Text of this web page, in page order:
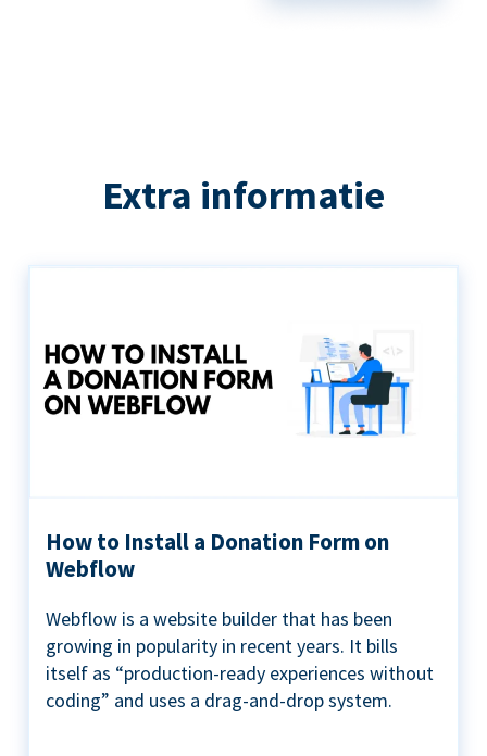
Extra informatie
How to Install a Donation Form on
Webflow
Webflow is a website builder that has been
growing in popularity in recent years. It bills
itself as “production-ready experiences without
coding” and uses a drag-and-drop system.